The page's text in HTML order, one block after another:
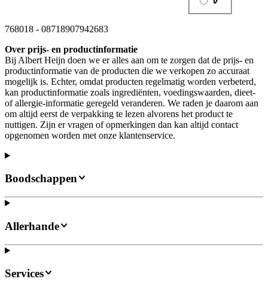
768018 - 08718907942683
Over prijs- en productinformatie
Bij Albert Heijn doen we er alles aan om te zorgen dat de prijs- en
productinformatie van de producten die we verkopen zo accuraat
mogelijk is. Echter, omdat producten regelmatig worden verbeterd,
kan productinformatie zoals ingrediënten, voedingswaarden, dieet-
of allergie-informatie geregeld veranderen. We raden je daarom aan
om altijd eerst de verpakking te lezen alvorens het product te
nuttigen. Zijn er vragen of opmerkingen dan kan altijd contact
opgenomen worden met onze klantenservice.
Boodschappen
Allerhande
Services